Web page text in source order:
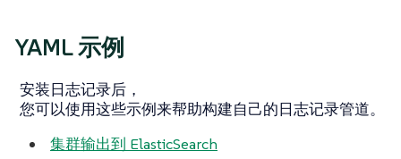
YAML 示例
安装日志记录后，
您可以使用这些示例来帮助构建自己的日志记录管道。
集群输出到 ElasticSearch